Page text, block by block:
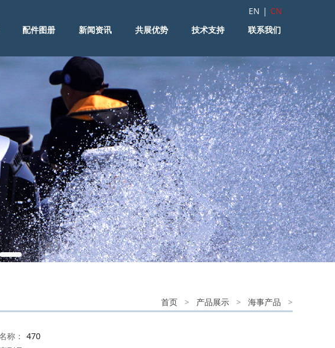
EN | CN
配件图册 新闻资讯 共展优势 技术支持 联系我们
首页 > 产品展示 > 海事产品 >
称： 470